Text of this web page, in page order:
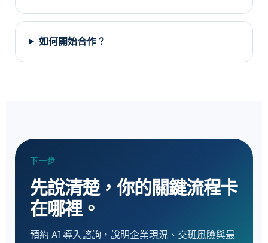
如何開始合作？
下一步
先說清楚，你的關鍵流程卡
在哪裡。
預約 AI 導入諮詢，說明企業現況、交班風險與最